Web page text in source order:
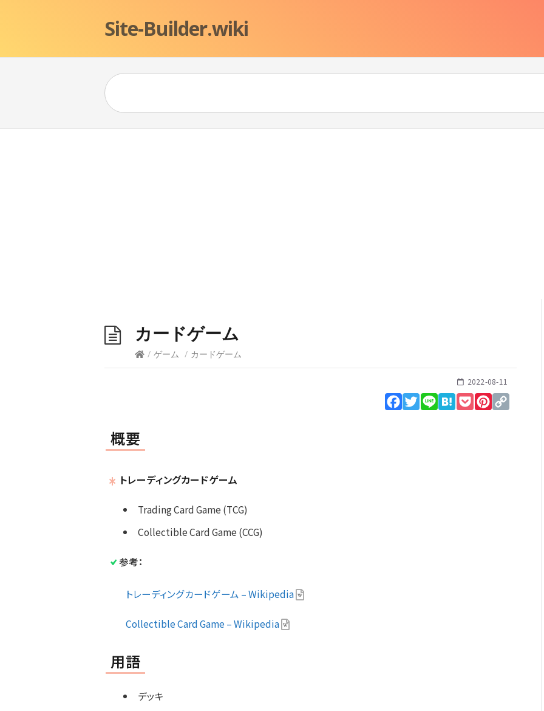
Site-Builder.wiki
カードゲーム
/ ゲーム / カードゲーム
2022-08-11
Facebook
Twitter
Line HatenaPocketPinterest
概要
トレーディングカードゲーム
Trading Card Game (TCG)
Collectible Card Game (CCG)
参考：
トレーディングカードゲーム – Wikipedia
Collectible Card Game – Wikipedia
用語
デッキ